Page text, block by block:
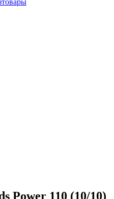
Power 110 (10/10)